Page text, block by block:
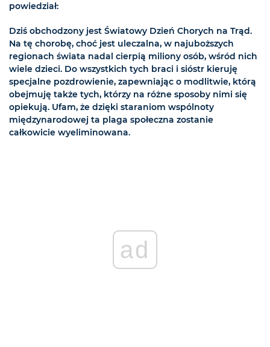
powiedział:
Dziś obchodzony jest Światowy Dzień Chorych na Trąd.
Na tę chorobę, choć jest uleczalna, w najuboższych
regionach świata nadal cierpią miliony osób, wśród nich
wiele dzieci. Do wszystkich tych braci i sióstr kieruję
specjalne pozdrowienie, zapewniając o modlitwie, którą
obejmuję także tych, którzy na różne sposoby nimi się
opiekują. Ufam, że dzięki staraniom wspólnoty
międzynarodowej ta plaga społeczna zostanie
całkowicie wyeliminowana.
ad